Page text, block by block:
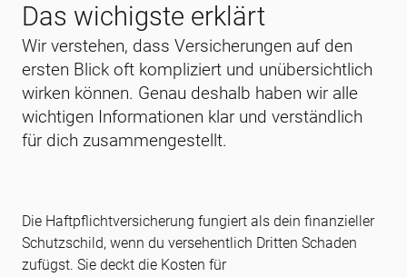
Das wichigste erklärt
Wir verstehen, dass Versicherungen auf den
ersten Blick oft kompliziert und unübersichtlich
wirken können. Genau deshalb haben wir alle
wichtigen Informationen klar und verständlich
für dich zusammengestellt.
Die Haftpflichtversicherung fungiert als dein finanzieller
Schutzschild, wenn du versehentlich Dritten Schaden
zufügst. Sie deckt die Kosten für